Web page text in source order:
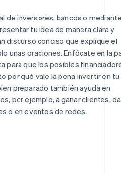
de inversores, bancos o
tu idea de manera clara y
discurso conciso que explique el
unas oraciones. Enfócate en la
para que los posibles
por qué vale la pena invertir en tu
preparado también ayuda en
por ejemplo, a ganar clientes,
o en eventos de redes.